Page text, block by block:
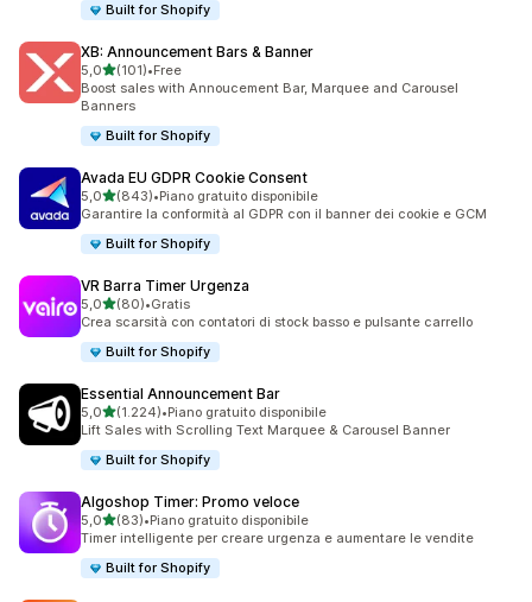
Built for Shopify
XB: Announcement Bars & Banner
5,0stelle su 5
(101)
101 recensioni totali
•Free
Boost sales with Annoucement Bar, Marquee and Carousel
Banners
Built for Shopify
Avada EU GDPR Cookie Consent
5,0stelle su 5
(843)
843 recensioni totali
•Piano gratuito disponibile
Garantire la conformità al GDPR con il banner dei cookie e GCM
Built for Shopify
VR Barra Timer Urgenza
5,0stelle su 5
(80)
80 recensioni totali
•Gratis
Crea scarsità con contatori di stock basso e pulsante carrello
Built for Shopify
Essential Announcement Bar
5,0stelle su 5
(1.224)
1224 recensioni totali
•Piano gratuito disponibile
Lift Sales with Scrolling Text Marquee & Carousel Banner
Built for Shopify
Algoshop Timer: Promo veloce
5,0stelle su 5
(83)
83 recensioni totali
•Piano gratuito disponibile
Timer intelligente per creare urgenza e aumentare le vendite
Built for Shopify